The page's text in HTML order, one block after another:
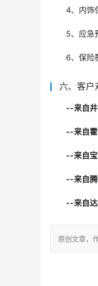
4、内饰
5、应急
6、保险
六、客户
--来自井
--来自霍
--来自宝
--来自腾
--来自达
原创文章，